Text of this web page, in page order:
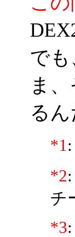
で
ま
るん
*1
*2
チ
*3: